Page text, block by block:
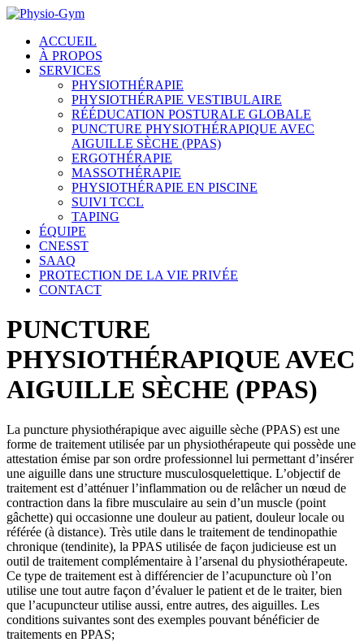
ACCUEIL
À PROPOS
SERVICES
PHYSIOTHÉRAPIE
PHYSIOTHÉRAPIE VESTIBULAIRE
RÉÉDUCATION POSTURALE GLOBALE
PUNCTURE PHYSIOTHÉRAPIQUE AVEC
AIGUILLE SÈCHE (PPAS)
ERGOTHÉRAPIE
MASSOTHÉRAPIE
PHYSIOTHÉRAPIE EN PISCINE
SUIVI TCCL
TAPING
ÉQUIPE
CNESST
SAAQ
PROTECTION DE LA VIE PRIVÉE
CONTACT
PUNCTURE
PHYSIOTHÉRAPIQUE AVEC
AIGUILLE SÈCHE (PPAS)
La puncture physiothérapique avec aiguille sèche (PPAS) est une
forme de traitement utilisée par un physiothérapeute qui possède une
attestation émise par son ordre professionnel lui permettant d’insérer
une aiguille dans une structure musculosquelettique. L’objectif de
traitement est d’atténuer l’inflammation ou de relâcher un nœud de
contraction dans la fibre musculaire au sein d’un muscle (point
gâchette) qui occasionne une douleur au patient, douleur locale ou
référée (à distance). Très utile dans le traitement de tendinopathie
chronique (tendinite), la PPAS utilisée de façon judicieuse est un
outil de traitement complémentaire à l’arsenal du physiothérapeute.
Ce type de traitement est à différencier de l’acupuncture où l’on
utilise une tout autre façon d’évaluer le patient et de le traiter, bien
que l’acupuncteur utilise aussi, entre autres, des aiguilles. Les
conditions suivantes sont des exemples pouvant bénéficier de
traitements en PPAS;